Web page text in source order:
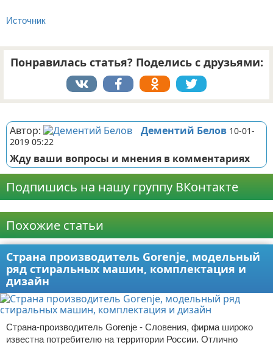
Источник
Понравилась статья? Поделись с друзьями:
Автор: Дементий Белов 10-01-
2019 05:22
Жду ваши вопросы и мнения в комментариях
Подпишись на нашу группу ВКонтакте
Похожие статьи
Страна производитель Gorenje, модельный
ряд стиральных машин, комплектация и
дизайн
Страна-производитель Gorenje - Словения, фирма широко
известна потребителю на территории России. Отлично